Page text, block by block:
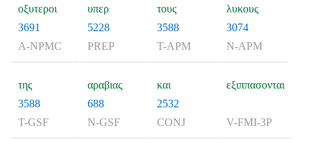
οξυτεροι
3691
A-NPMC
υπερ
5228
PREP
τους
3588
T-APM
λυκους
3074
N-APM
της
3588
T-GSF
αραβιας
688
N-GSF
και
2532
CONJ
εξιππασονται
V-FMI-3P